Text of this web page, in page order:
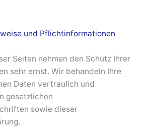
und Pflicht­informationen
Seiten nehmen den Schutz Ihrer
sehr ernst. Wir behandeln Ihre
Daten vertraulich und
gesetzlichen
sowie dieser